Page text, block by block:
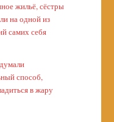
жильё, сёстры
на одной из
самих себя
способ,
в жару